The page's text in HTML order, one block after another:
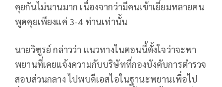
คุยกันไม่นานมาก เนื่องจากว่ามีคนเข้าเยี่ยมหลายคน
พูดคุยเพียงแค่ 3-4 ท่านเท่านั้น
นายวิฑูรย์ กล่าวว่า แนวทางในตอนนี้ตั้งใจว่าจะพา
พยานที่เคยแจ้งความกับบริษัทที่กองบังคับการตำรวจ
สอบส่วนกลาง ไปพบดีเอสไอในฐานะพยานเพื่อไป